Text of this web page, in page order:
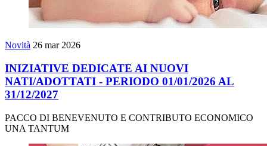
Novità 26 mar 2026
INIZIATIVE DEDICATE AI NUOVI
NATI/ADOTTATI - PERIODO 01/01/2026 AL
31/12/2027
PACCO DI BENEVENUTO E CONTRIBUTO ECONOMICO
UNA TANTUM